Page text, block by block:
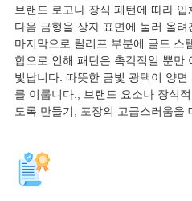
브랜드 로고나 장식 패턴에 따라
다음 금형을 상자 표면에 눌러 올려
마지막으로 릴리프 부분에 골드 스
합으로 인해 패턴은 촉각적일 뿐만
빛납니다. 따뜻한 금빛 광택이 양
를 이룹니다., 브랜드 요소나 장식
도록 만들기, 포장의 고급스러움을